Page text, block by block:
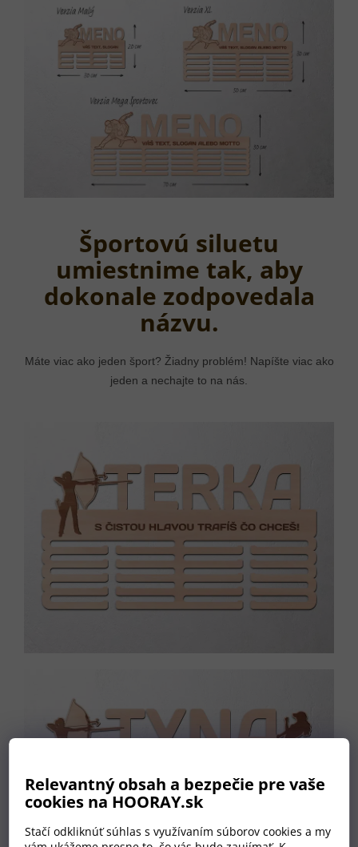
Relevantný obsah a bezpečie pre vaše
cookies na HOORAY.sk
Stačí odkliknúť súhlas s využívaním súborov cookies a my
Športovú siluetu
umiestnime tak, aby
dokonale zodpovedala
názvu.
Máte viac ako jeden šport? Žiadny problém! Napíšte viac ako
jeden a nechajte to na nás.